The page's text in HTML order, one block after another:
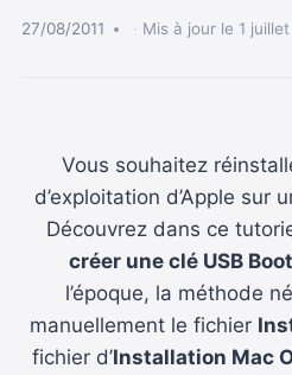
27/08/2011 Mis à jour le 1
Vous souhaitez
d’exploitation d’Apple sur
Découvrez dans ce
créer une clé USB
l’époque, la méthode
manuellement le fichier
fichier d’Installation Mac